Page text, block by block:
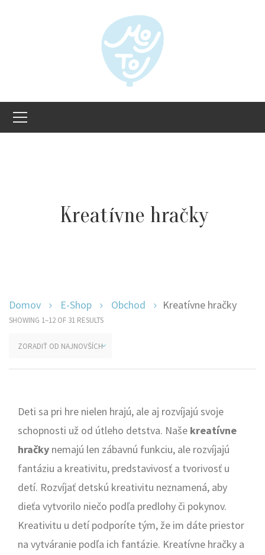
Kreatívne hračky
Domov E-Shop Obchod Kreatívne hračky
SHOWING 1–12 OF 31 RESULTS
Deti sa pri hre nielen hrajú, ale aj rozvíjajú svoje
schopnosti už od útleho detstva. Naše kreatívne
hračky nemajú len zábavnú funkciu, ale rozvíjajú
fantáziu a kreativitu, predstavivosť a tvorivosť u
detí. Rozvíjať detskú kreativitu neznamená, aby
dieťa vytvorilo niečo podľa predlohy či pokynov.
Kreativitu u detí podporíte tým, že im dáte priestor
na vytváranie podľa ich fantázie. Kreatívne hračky a